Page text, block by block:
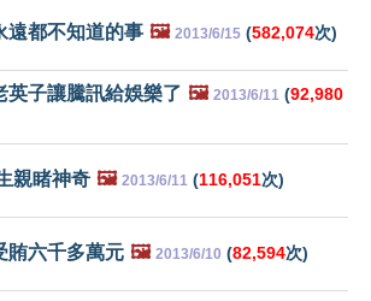
遠都不知道的事 🖼️ 2013/6/15 (582,074次)
英子讓騰訊給娛樂了 🖼️ 2013/6/11 (92,980
親睹神奇 🖼️ 2013/6/11 (116,051次)
賄六千多萬元 🖼️ 2013/6/10 (82,594次)